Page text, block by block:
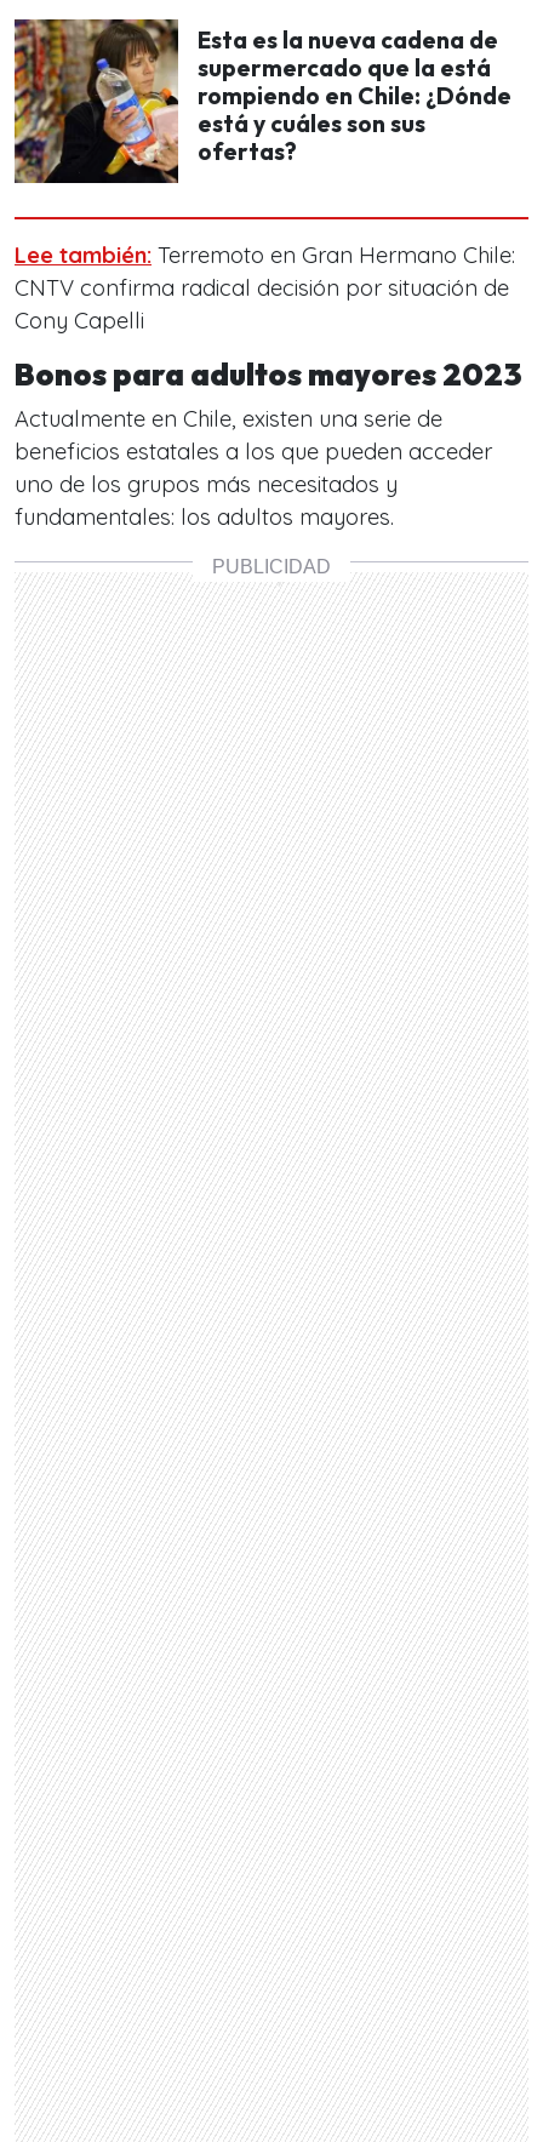
Esta es la nueva cadena de
supermercado que la está
rompiendo en Chile: ¿Dónde
está y cuáles son sus
ofertas?
Lee también: Terremoto en Gran Hermano Chile:
CNTV confirma radical decisión por situación de
Cony Capelli
Bonos para adultos mayores 2023
Actualmente en Chile, existen una serie de
beneficios estatales a los que pueden acceder
uno de los grupos más necesitados y
fundamentales: los adultos mayores.